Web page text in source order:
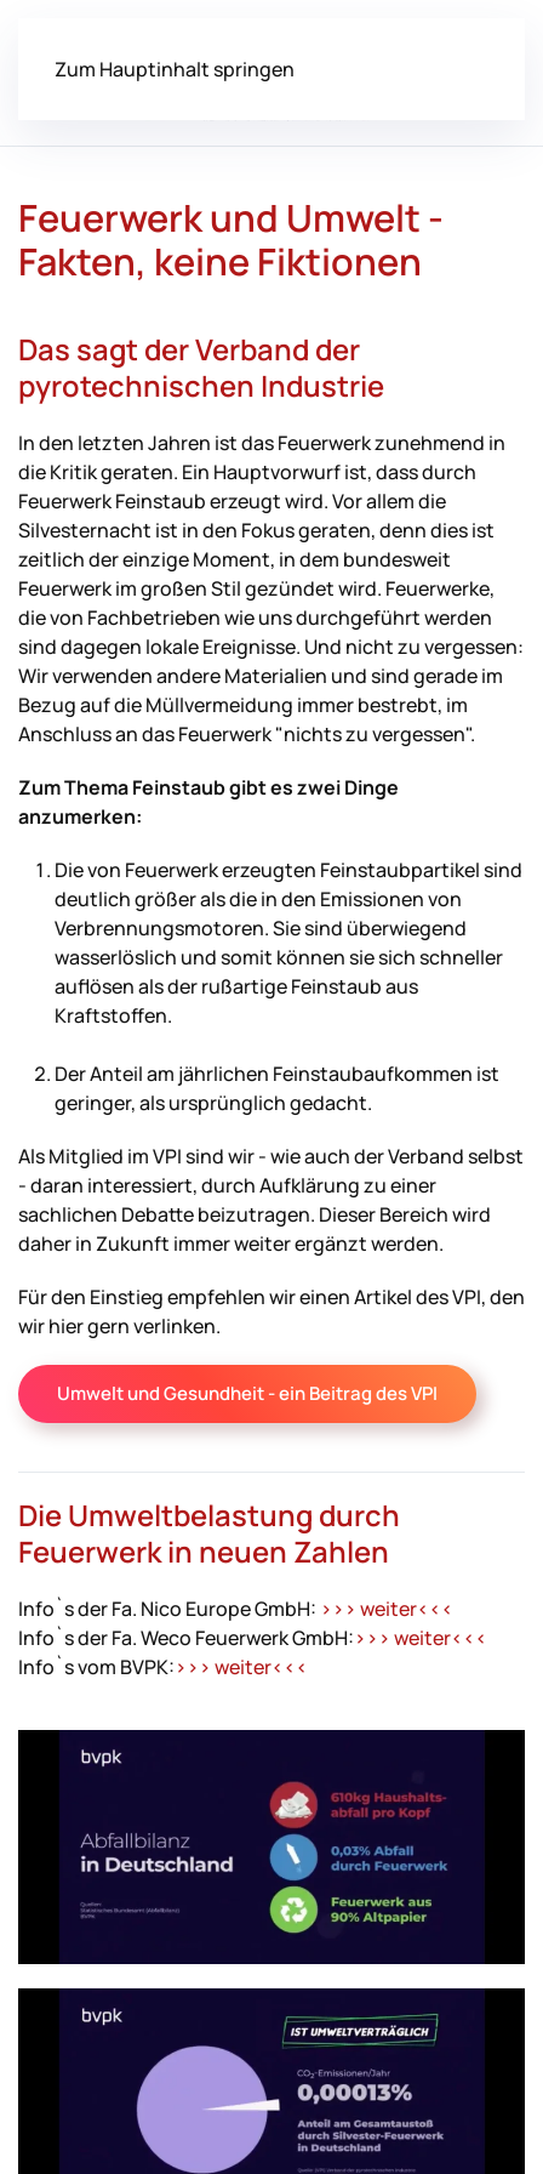
Zum Hauptinhalt springen
Feuerwerk und Umwelt -
Fakten, keine Fiktionen
Das sagt der Verband der
pyrotechnischen Industrie
In den letzten Jahren ist das Feuerwerk zunehmend in
die Kritik geraten. Ein Hauptvorwurf ist, dass durch
Feuerwerk Feinstaub erzeugt wird. Vor allem die
Silvesternacht ist in den Fokus geraten, denn dies ist
zeitlich der einzige Moment, in dem bundesweit
Feuerwerk im großen Stil gezündet wird. Feuerwerke,
die von Fachbetrieben wie uns durchgeführt werden
sind dagegen lokale Ereignisse. Und nicht zu vergessen:
Wir verwenden andere Materialien und sind gerade im
Bezug auf die Müllvermeidung immer bestrebt, im
Anschluss an das Feuerwerk "nichts zu vergessen".
Zum Thema Feinstaub gibt es zwei Dinge
anzumerken:
Die von Feuerwerk erzeugten Feinstaubpartikel sind
deutlich größer als die in den Emissionen von
Verbrennungsmotoren. Sie sind überwiegend
wasserlöslich und somit können sie sich schneller
auflösen als der rußartige Feinstaub aus
Kraftstoffen.
Der Anteil am jährlichen Feinstaubaufkommen ist
geringer, als ursprünglich gedacht.
Als Mitglied im VPI sind wir - wie auch der Verband selbst
- daran interessiert, durch Aufklärung zu einer
sachlichen Debatte beizutragen. Dieser Bereich wird
daher in Zukunft immer weiter ergänzt werden.
Für den Einstieg empfehlen wir einen Artikel des VPI, den
wir hier gern verlinken.
Umwelt und Gesundheit - ein Beitrag des VPI
Die Umweltbelastung durch
Feuerwerk in neuen Zahlen
Info`s der Fa. Nico Europe GmbH: >>> weiter<<<
Info`s der Fa. Weco Feuerwerk GmbH:>>> weiter<<<
Info`s vom BVPK:>>> weiter<<<